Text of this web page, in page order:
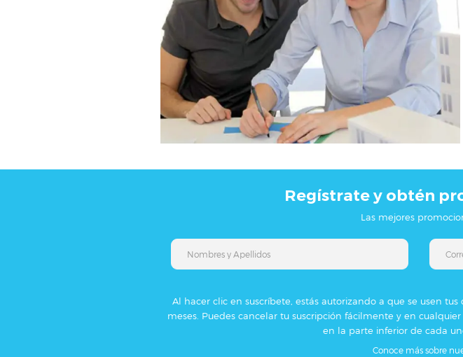
Regístrate y obtén
Las mejores
Al hacer clic en suscríbete, estás autorizando a que se usen
meses. Puedes cancelar tu suscripción fácilmente y en
en la parte inferior de cada
Conoce más sobre